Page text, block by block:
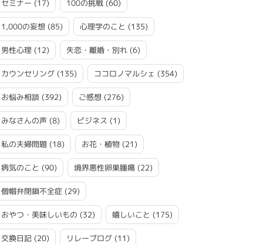
セミナー (17) 100の挑戦 (60)
1,000の妄想 (85) 心理学のこと (135)
男性心理 (12) 失恋・離婚・別れ (6)
カウンセリング (135) ココロノマルシェ (354)
お悩み相談 (392) ご感想 (276)
みなさんの声 (8) ビジネス (1)
私の夫婦問題 (18) お花・植物 (21)
病気のこと (90) 境界悪性卵巣腫瘍 (22)
僧帽弁閉鎖不全症 (29)
おやつ・美味しいもの (32) 嬉しいこと (175)
交換日記 (20) リレーブログ (11)